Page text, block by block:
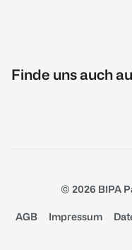
Finde uns auch
© 2026 BIPA
AGB Impressum